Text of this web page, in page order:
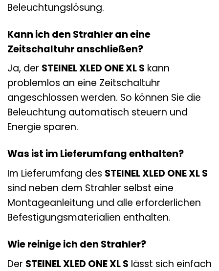
Beleuchtungslösung.
Kann ich den Strahler an eine
Zeitschaltuhr anschließen?
Ja, der STEINEL XLED ONE XL S kann
problemlos an eine Zeitschaltuhr
angeschlossen werden. So können Sie die
Beleuchtung automatisch steuern und
Energie sparen.
Was ist im Lieferumfang enthalten?
Im Lieferumfang des STEINEL XLED ONE XL S
sind neben dem Strahler selbst eine
Montageanleitung und alle erforderlichen
Befestigungsmaterialien enthalten.
Wie reinige ich den Strahler?
Der STEINEL XLED ONE XL S lässt sich einfach